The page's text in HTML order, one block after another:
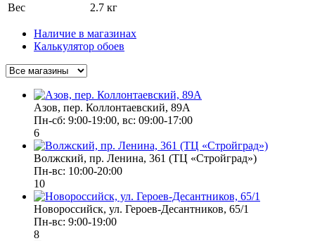
Вес
2.7 кг
Наличие в магазинах
Калькулятор обоев
Азов, пер. Коллонтаевский, 89А
Пн-сб: 9:00-19:00, вс: 09:00-17:00
6
Волжский, пр. Ленина, 361 (ТЦ «Стройград»)
Пн-вс: 10:00-20:00
10
Новороссийск, ул. Героев-Десантников, 65/1
Пн-вс: 9:00-19:00
8